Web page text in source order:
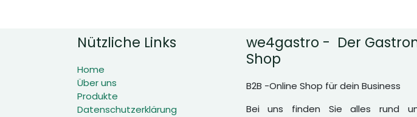
Nützliche Links
Home
Über uns
Produkte
Datenschutzerklärung
we4gastro - Der
Shop
B2B -Online Shop für dein Business
Bei uns finden Sie alles rund